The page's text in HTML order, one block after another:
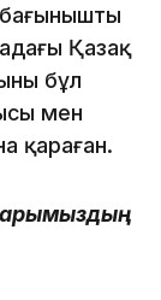
Қазақ
бұл
мен
қараған.